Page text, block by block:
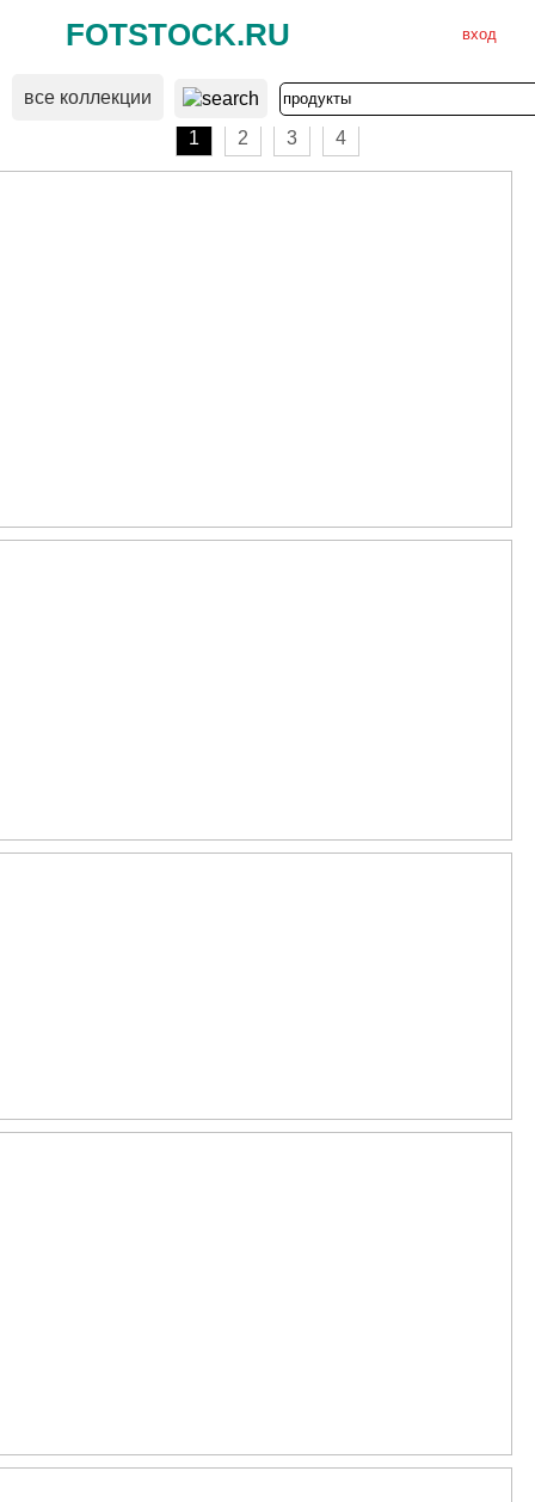
FOTSTOCK.RU
РЕГИСТРАЦИЯ
вход
все коллекции
1
2 3 4